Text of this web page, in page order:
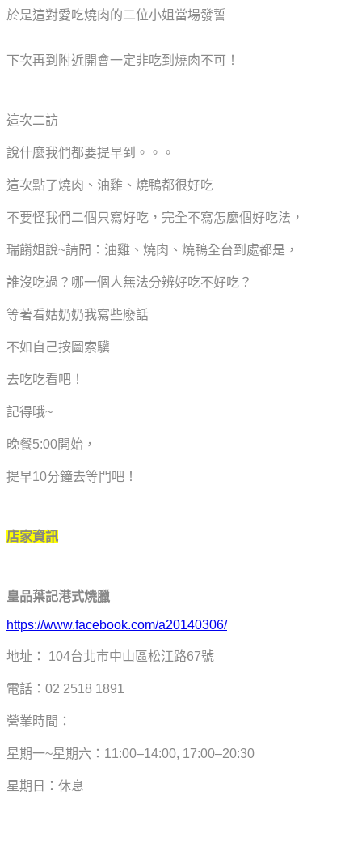
於是這對愛吃燒肉的二位小姐當場發誓
下次再到附近開會一定非吃到燒肉不可！
這次二訪
說什麼我們都要提早到。。。
這次點了燒肉、 油雞、燒鴨都很好吃
不要怪我們二個 只寫好吃，完全不寫怎麼個好吃法，
瑞餚姐說~請問：油雞、燒肉、燒鴨全台到處都是，
誰沒吃過？哪一個人無法分辨好吃不好吃？
等著看姑奶奶我寫些廢話
不如自己按圖索驥
去吃吃看吧！
記得哦~
晚餐5:00開始，
提早10分鐘去等門吧！
店家資訊
皇品葉記港式燒臘
https://www.facebook.com/a20140306/
地址： 104台北市中山區松江路67號
電話：02 2518 1891
營業時間：
星期一~星期六：11:00–14:00, 17:00–20:30
星期日：休息